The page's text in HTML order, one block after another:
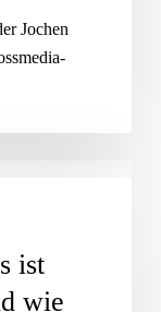
Jochen
ist
wie